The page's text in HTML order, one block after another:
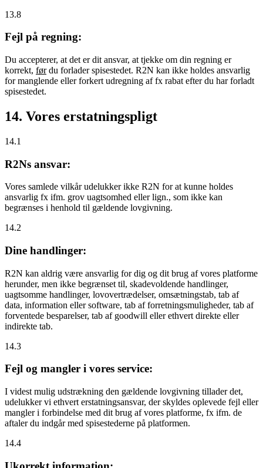
13.8
Fejl på regning:
Du accepterer, at det er dit ansvar, at tjekke om din regning er
korrekt, førdu forlader spisestedet. R2N kan ikke holdes ansvarlig
for manglende eller forkert udregning af fx rabat efter du har forladt
spisestedet.
14. Vores erstatningspligt
14.1
R2Ns ansvar:
Vores samlede vilkår udelukker ikke R2N for at kunne holdes
ansvarlig fx ifm. grov uagtsomhed eller lign., som ikke kan
begrænses i henhold til gældende lovgivning.
14.2
Dine handlinger:
R2N kan aldrig være ansvarlig for dig og dit brug af vores platforme
herunder, men ikke begrænset til, skadevoldende handlinger,
uagtsomme handlinger, lovovertrædelser, omsætningstab, tab af
data, information eller software, tab af forretningsmuligheder, tab af
forventede besparelser, tab af goodwill eller ethvert direkte eller
indirekte tab.
14.3
Fejl og mangler i vores service:
I videst mulig udstrækning den gældende lovgivning tillader det,
udelukker vi ethvert erstatningsansvar, der skyldes oplevede fejl eller
mangler i forbindelse med dit brug af vores platforme, fx ifm. de
aftaler du indgår med spisestederne på platformen.
14.4